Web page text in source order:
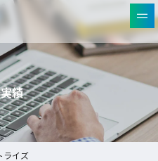
績
ライズ